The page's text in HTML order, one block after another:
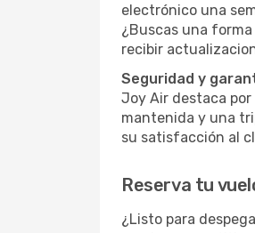
electrónico una
¿Buscas una
recibir
Seguridad y
Joy Air destaca
mantenida y una
su satisfacción al
Reserva tu
¿Listo para